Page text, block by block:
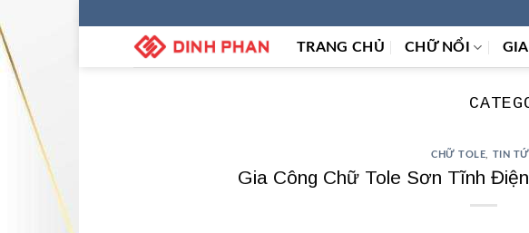
TRANG CHỦ CHỮ NỔI
CHỮ TOLE, TIN
Gia Công Chữ Tole Sơn Tĩnh